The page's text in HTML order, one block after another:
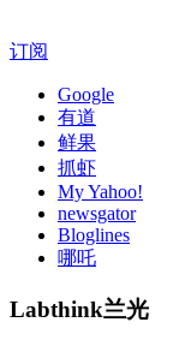
订阅
Google
有道
鲜果
抓虾
My Yahoo!
newsgator
Bloglines
哪吒
Labthink兰光